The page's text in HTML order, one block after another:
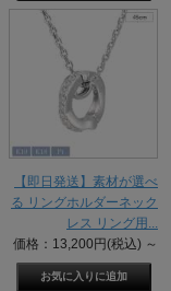
【即日発送】素材が選べ
る リングホルダーネック
レス リング用...
価格：13,200円(税込) ～